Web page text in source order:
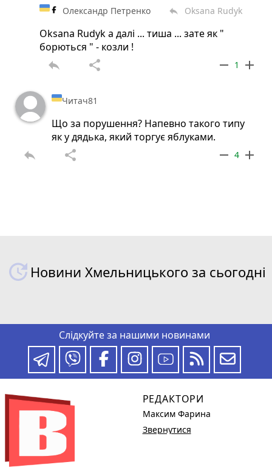
Олександр Петренко reply Oksana Rudyk
Oksana Rudyk а далі ... тиша ... зате як "
борються " - козли !
reply share remove 1 add
Читач81
Що за порушення? Напевно такого типу
як у дядька, який торгує яблуками.
reply share remove 4 add
Новини Хмельницького за сьогодні
Слідкуйте за нашими новинами
РЕДАКТОРИ
Максим Фарина
Звернутися